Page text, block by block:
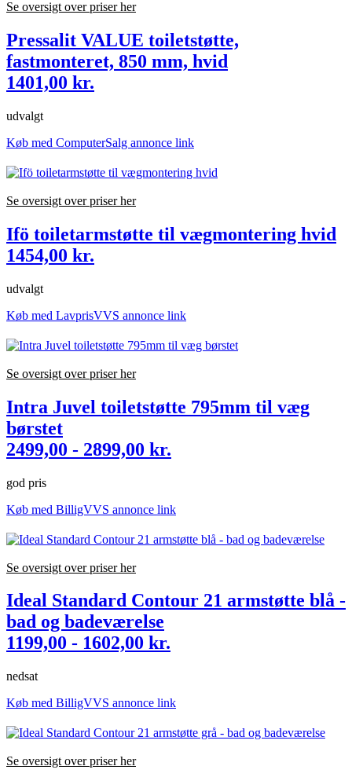
Se oversigt over priser her
Pressalit VALUE toiletstøtte,
fastmonteret, 850 mm, hvid
1401,00 kr.
udvalgt
Køb med ComputerSalg annonce link
Se oversigt over priser her
Ifö toiletarmstøtte til vægmontering hvid
1454,00 kr.
udvalgt
Køb med LavprisVVS annonce link
Se oversigt over priser her
Intra Juvel toiletstøtte 795mm til væg
børstet
2499,00 - 2899,00 kr.
god pris
Køb med BilligVVS annonce link
Se oversigt over priser her
Ideal Standard Contour 21 armstøtte blå -
bad og badeværelse
1199,00 - 1602,00 kr.
nedsat
Køb med BilligVVS annonce link
Se oversigt over priser her